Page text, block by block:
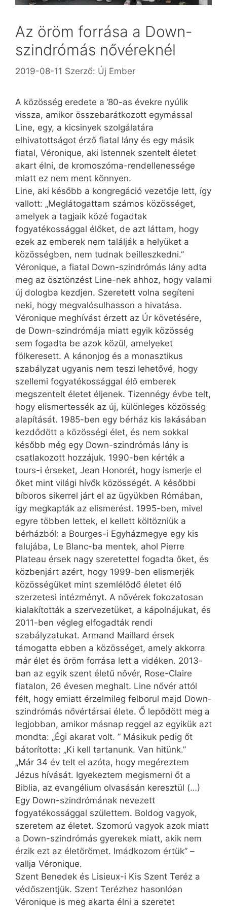
Az öröm forrása a Down-
szindrómás nővéreknél
2019-08-11 Szerző: Új Ember
A közösség eredete a ’80-as évekre nyúlik
vissza, amikor összebarátkozott egymással
Line, egy, a kicsinyek szolgálatára
elhivatottságot érző fiatal lány és egy másik
fiatal, Véronique, aki Istennek szentelt életet
akart élni, de kromoszóma-rendellenessége
miatt ez nem ment könnyen.
Line, aki később a kongregáció vezetője lett, így
vallott: „Meglátogattam számos közösséget,
amelyek a tagjaik közé fogadtak
fogyatékossággal élőket, de azt láttam, hogy
ezek az emberek nem találják a helyüket a
közösségben, nem tudnak beilleszkedni.”
Véronique, a fiatal Down-szindrómás lány adta
meg az ösztönzést Line-nek ahhoz, hogy valami
új dologba kezdjen. Szeretett volna segíteni
neki, hogy megvalósulhasson a hivatása.
Véronique meghívást érzett az Úr követésére,
de Down-szindrómája miatt egyik közösség
sem fogadta be azok közül, amelyeket
fölkeresett. A kánonjog és a monasztikus
szabályzat ugyanis nem teszi lehetővé, hogy
szellemi fogyatékossággal élő emberek
megszentelt életet éljenek. Tizennégy évbe telt,
hogy elismertessék az új, különleges közösség
alapítását. 1985-ben egy bérház kis lakásában
kezdődött a közösségi élet, és nem sokkal
később még egy Down-szindrómás lány is
csatlakozott hozzájuk. 1990-ben kérték a
tours-i érseket, Jean Honorét, hogy ismerje el
őket mint világi hívők közösségét. A későbbi
bíboros sikerrel járt el az ügyükben Rómában,
így megkapták az elismerést. 1995-ben, mivel
egyre többen lettek, el kellett költözniük a
bérházból: a Bourges-i Egyházmegye egy kis
falujába, Le Blanc-ba mentek, ahol Pierre
Plateau érsek nagy szeretettel fogadta őket, és
közbenjárt azért, hogy 1999-ben elismerjék
közösségüket mint szemlélődő életet élő
szerzetesi intézményt. A nővérek fokozatosan
kialakították a szervezetüket, a kápolnájukat, és
2011-ben végleg elfogadták rendi
szabályzatukat. Armand Maillard érsek
támogatta ebben a közösséget, amely akkorra
már élet és öröm forrása lett a vidéken. 2013-
ban az egyik szent életű nővér, Rose-Claire
fiatalon, 26 évesen meghalt. Line nővér attól
félt, hogy emiatt érzelmileg felborul majd Down-
szindrómás nővértársai élete. Ő lepődött meg a
legjobban, amikor másnap reggel az egyikük azt
mondta: „Égi akarat volt. ” Másikuk pedig őt
bátorította: „Ki kell tartanunk. Van hitünk.”
„Már 34 év telt el azóta, hogy megéreztem
Jézus hívását. Igyekeztem megismerni őt a
Biblia, az evangélium olvasásán keresztül (…)
Egy Down-szindrómának nevezett
fogyatékossággal születtem. Boldog vagyok,
szeretem az életet. Szomorú vagyok azok miatt
a Down-szindrómás gyerekek miatt, akik nem
érzik ezt az életörömet. Imádkozom értük” –
vallja Véronique.
Szent Benedek és Lisieux-i Kis Szent Teréz a
védőszentjük. Szent Terézhez hasonlóan
Véronique is meg akarta élni a szeretet